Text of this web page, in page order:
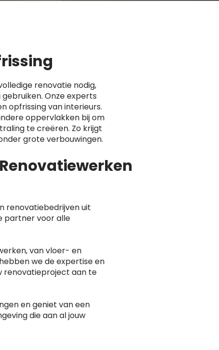
renovatie nodig,
Onze experts
opfrissing van interieurs.
oppervlakken bij om
te creëren. Zo krijgt
grote verbouwingen.
renovatiebedrijven uit
partner voor alle
van vloer- en
we de expertise en
renovatieproject aan te
en geniet van een
die aan al jouw